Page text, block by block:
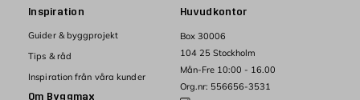
Huvudkontor
Box 30006
104 25 Stockholm
Mån-Fre 10:00 - 16.00
Org.nr: 556656-3531
Inspiration
Guider & byggprojekt
Tips & råd
Inspiration från våra kunder
Om Byggmax